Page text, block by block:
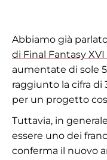
Abbiamo già
di Final Fantasy XVI
aumentate di sole
raggiunto la cifra di
per un progetto
Tuttavia, in
essere uno dei
conferma il nuovo